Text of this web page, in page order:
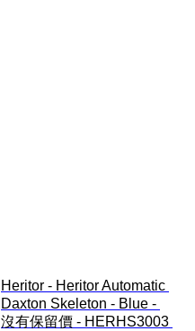
Heritor - Heritor Automatic
Daxton Skeleton - Blue -
沒有保留價 - HERHS3003